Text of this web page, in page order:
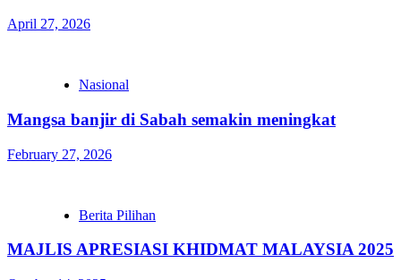
April 27, 2026
Nasional
Mangsa banjir di Sabah semakin meningkat
February 27, 2026
Berita Pilihan
MAJLIS APRESIASI KHIDMAT MALAYSIA 2025